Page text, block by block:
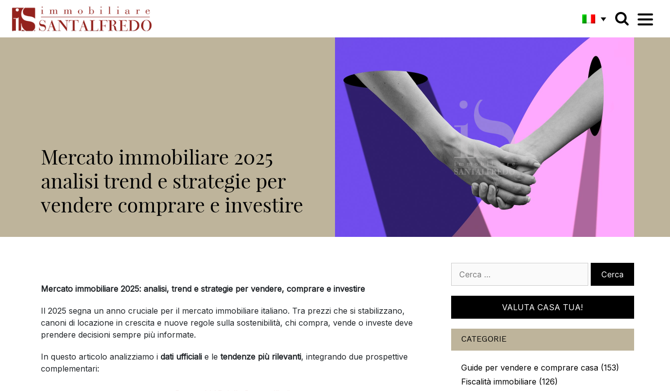
Mercato immobiliare 2025
analisi trend e strategie per
vendere comprare e investire
Mercato immobiliare 2025: analisi, trend e strategie per vendere, comprare e investire
Il 2025 segna un anno cruciale per il mercato immobiliare italiano. Tra prezzi che si stabilizzano,
canoni di locazione in crescita e nuove regole sulla sostenibilità, chi compra, vende o investe deve
prendere decisioni sempre più informate.
In questo articolo analizziamo i dati ufficiali e le tendenze più rilevanti, integrando due prospettive
complementari:
per:
VALUTA CASA TUA!
CATEGORIE
Guide per vendere e comprare casa (153)
Fiscalità immobiliare (126)